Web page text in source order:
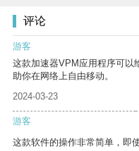
评论
游客
这款加速器VPM应用程序可以
助你在网络上自由移动。
2024-03-23
游客
这款软件的操作非常简单，即